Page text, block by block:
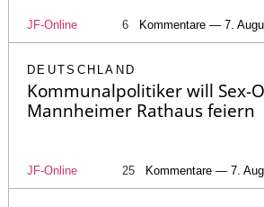
JF-Online 6 Kommentare — 7.
DEUTSCHLAND
Kommunalpolitiker will Sex-
Mannheimer Rathaus feiern
JF-Online 25 Kommentare — 7.